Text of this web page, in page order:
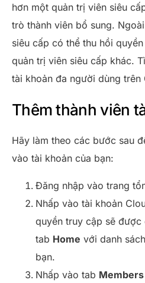
hơn một quản trị viên siêu
trò thành viên bổ sung.
siêu cấp có thể thu hồi
quản trị viên siêu cấp khác.
tài khoản đa người dùng trên
Thêm thành viên
Hãy làm theo các bước sau
vào tài khoản của bạn:
Đăng nhập vào trang
Nhấp vào tài khoản
quyền truy cập sẽ được
tab Home với danh
bạn.
Nhấp vào tab Members